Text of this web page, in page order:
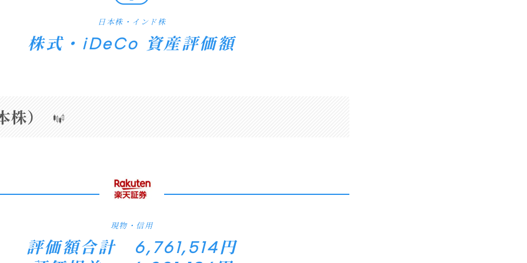
日本株・インド株
株式・iDeCo 資産評価額
）
現物・信用
評価額合計 6,761,514円